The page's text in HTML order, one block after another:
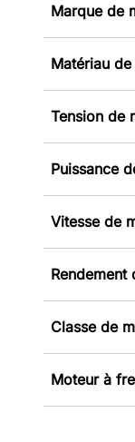
Marque de
Matériau
Tension de
Puissance
Vitesse de
Rendement
Classe de
Moteur à